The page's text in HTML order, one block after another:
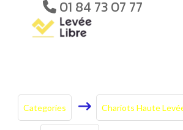
01 84 73 07 77
Categories Chariots Haute